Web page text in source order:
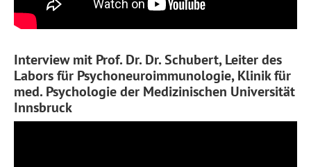
Interview mit Prof. Dr. Dr. Schubert, Leiter des
Labors für Psychoneuroimmunologie, Klinik für
med. Psychologie der Medizinischen Universität
Innsbruck